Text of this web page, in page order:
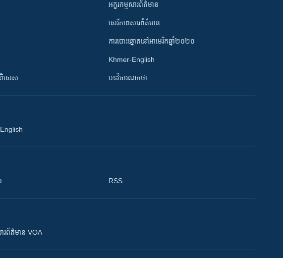
ពិសេស
អក្ខរកម្មសារព័ត៌មាន
សេរីភាពសារព័ត៌មាន
ការបោះឆ្នោតនៅអាមេរិកឆ្នាំ២០២០
Khmer-English
បទវិចារណកថា
RSS
ព័ត៌មាន VOA